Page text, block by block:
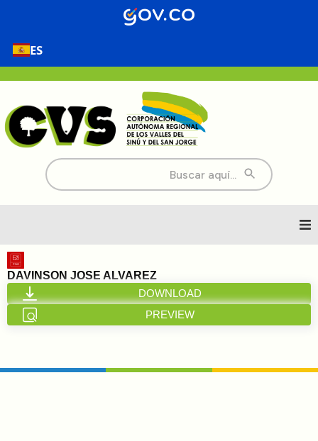
ES
Buscar:
Inicio
Nosotros
Transparencia
DAVINSON JOSE ALVAREZ
DOWNLOAD
PREVIEW